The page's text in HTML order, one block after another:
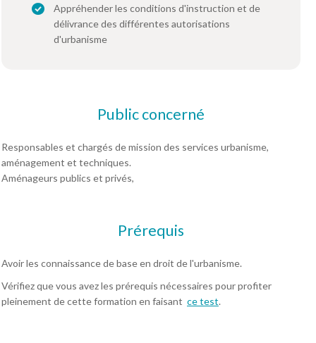
Appréhender les conditions d'instruction et de
délivrance des différentes autorisations
d'urbanisme
Public concerné
Responsables et chargés de mission des services urbanisme,
aménagement et techniques.
Aménageurs publics et privés,
Prérequis
Avoir les connaissance de base en droit de l'urbanisme.
Vérifiez que vous avez les prérequis nécessaires pour profiter
pleinement de cette formation en faisant ce test.